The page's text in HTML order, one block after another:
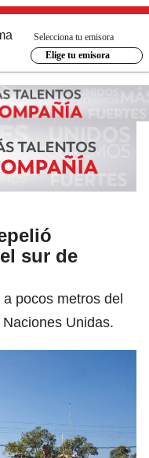
Selecciona tu emisora
Elige tu emisora
sur de
a pocos metros del
Unidas.